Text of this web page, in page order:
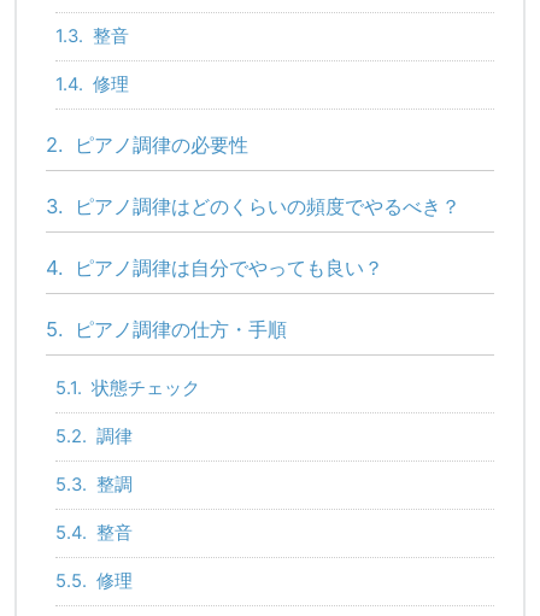
1.3. 整音
1.4. 修理
2. ピアノ調律の必要性
3. ピアノ調律はどのくらいの頻度でやるべき？
4. ピアノ調律は自分でやっても良い？
5. ピアノ調律の仕方・手順
5.1. 状態チェック
5.2. 調律
5.3. 整調
5.4. 整音
5.5. 修理